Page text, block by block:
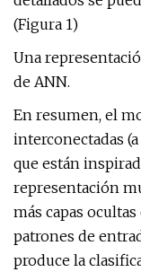
(Figura 1)
Una
de ANN.
En resumen, el
interconectadas
que están
representación
más capas
patrones de
produce la